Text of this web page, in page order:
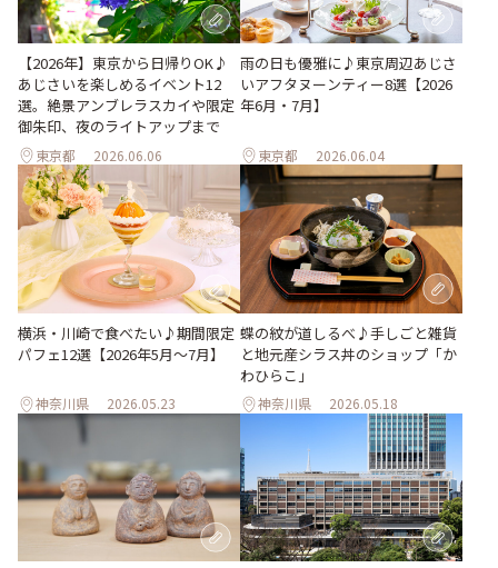
【2026年】東京から日帰りOK♪
あじさいを楽しめるイベント12
選。絶景アンブレラスカイや限定
御朱印、夜のライトアップまで
東京都 2026.06.06
雨の日も優雅に♪東京周辺あじさ
いアフタヌーンティー8選【2026
年6月・7月】
東京都 2026.06.04
横浜・川崎で食べたい♪期間限定
パフェ12選【2026年5月～7月】
神奈川県 2026.05.23
蝶の紋が道しるべ♪手しごと雑貨
と地元産シラス丼のショップ「か
わひらこ」
神奈川県 2026.05.18